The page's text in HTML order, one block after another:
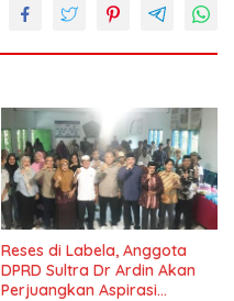
Reses di Labela, Anggota
DPRD Sultra Dr Ardin Akan
Perjuangkan Aspirasi